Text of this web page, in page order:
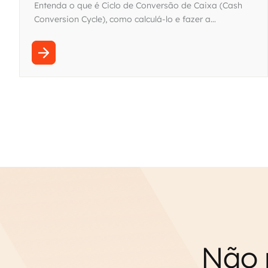
do ciclo financeiro
Entenda o que é Ciclo de Conversão de Caixa (Cash
Conversion Cycle), como calculá-lo e fazer a